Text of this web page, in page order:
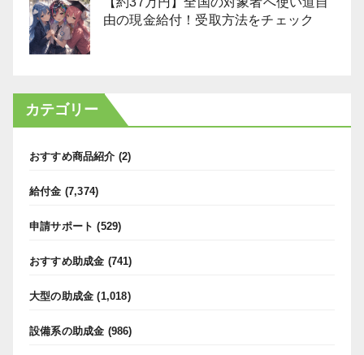
由の現金給付！受取方法をチェック
カテゴリー
おすすめ商品紹介 (2)
給付金 (7,374)
申請サポート (529)
おすすめ助成金 (741)
大型の助成金 (1,018)
設備系の助成金 (986)